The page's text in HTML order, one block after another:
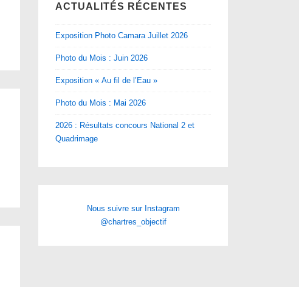
ACTUALITÉS RÉCENTES
Exposition Photo Camara Juillet 2026
Photo du Mois : Juin 2026
Exposition « Au fil de l’Eau »
Photo du Mois : Mai 2026
2026 : Résultats concours National 2 et
Quadrimage
Nous suivre sur Instagram
@chartres_objectif